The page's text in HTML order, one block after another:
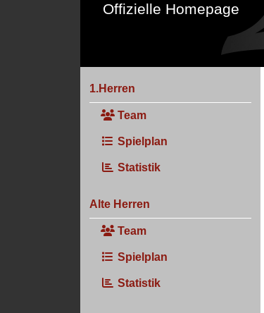
Offizielle Homepage
1.Herren
Team
Spielplan
Statistik
Alte Herren
Team
Spielplan
Statistik